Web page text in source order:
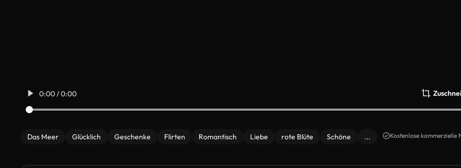
0:00 / 0:00
Das Meer Glücklich Geschenke Flirten Romantisch Liebe rote Blüte Schöne ... Kostenlose kommerzielle